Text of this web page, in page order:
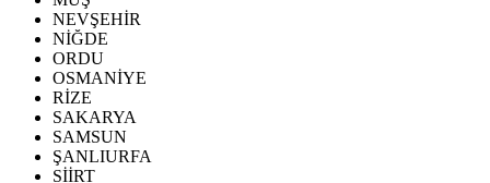
NEVŞEHİR
NİĞDE
ORDU
OSMANİYE
RİZE
SAKARYA
SAMSUN
ŞANLIURFA
SİİRT